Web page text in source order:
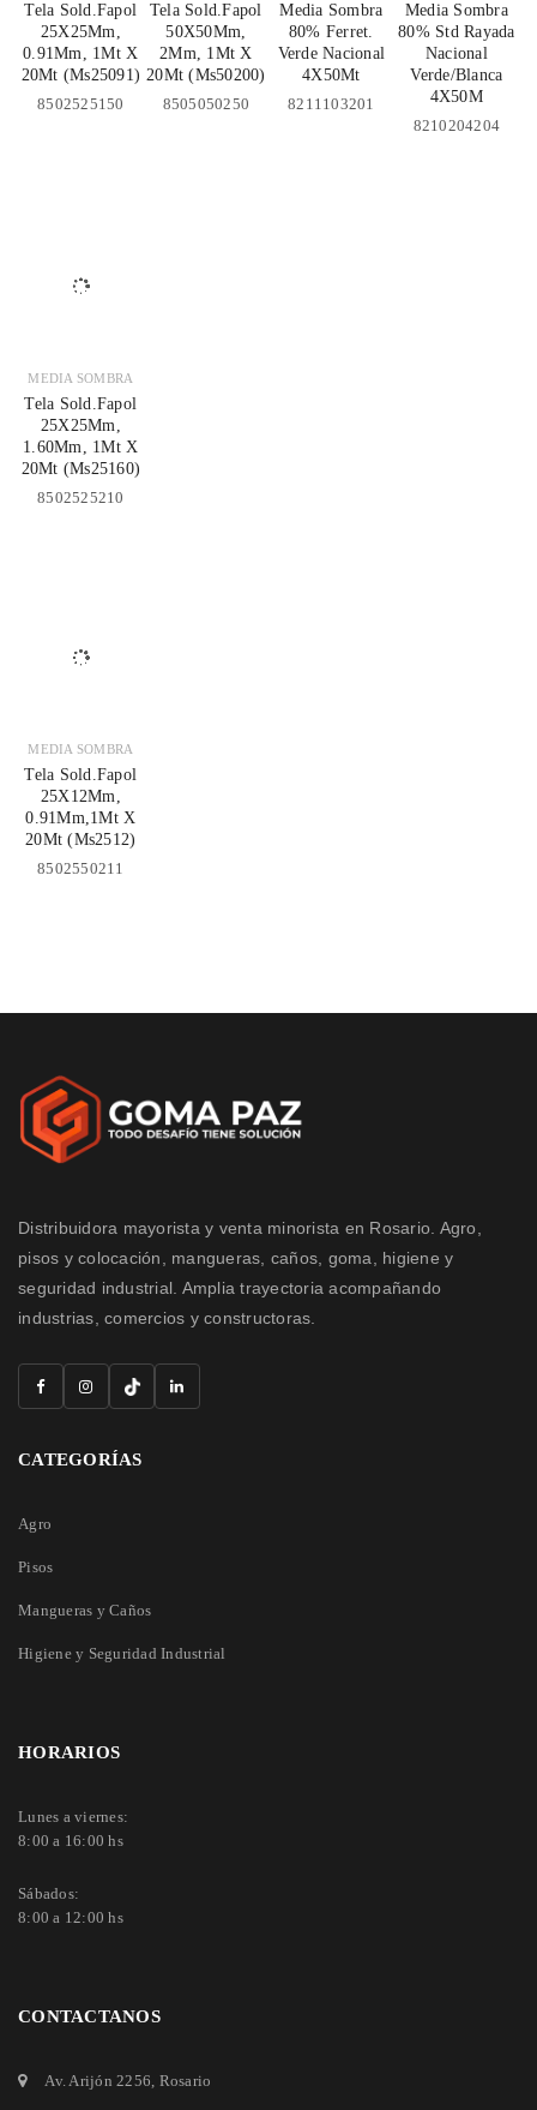
Tela Sold.Fapol
25X25Mm,
0.91Mm, 1Mt X
20Mt (Ms25091)
8502525150
Tela Sold.Fapol
50X50Mm,
2Mm, 1Mt X
20Mt (Ms50200)
8505050250
Media Sombra
80% Ferret.
Verde Nacional
4X50Mt
8211103201
Media Sombra
80% Std Rayada
Nacional
Verde/Blanca
4X50M
8210204204
MEDIA SOMBRA
Tela Sold.Fapol
25X25Mm,
1.60Mm, 1Mt X
20Mt (Ms25160)
8502525210
MEDIA SOMBRA
Tela Sold.Fapol
25X12Mm,
0.91Mm,1Mt X
20Mt (Ms2512)
8502550211
Distribuidora mayorista y venta minorista en Rosario. Agro,
pisos y colocación, mangueras, caños, goma, higiene y
seguridad industrial. Amplia trayectoria acompañando
industrias, comercios y constructoras.
CATEGORÍAS
Agro
Pisos
Mangueras y Caños
Higiene y Seguridad Industrial
HORARIOS
Lunes a viernes:
8:00 a 16:00 hs
Sábados:
8:00 a 12:00 hs
CONTACTANOS
Av. Arijón 2256, Rosario